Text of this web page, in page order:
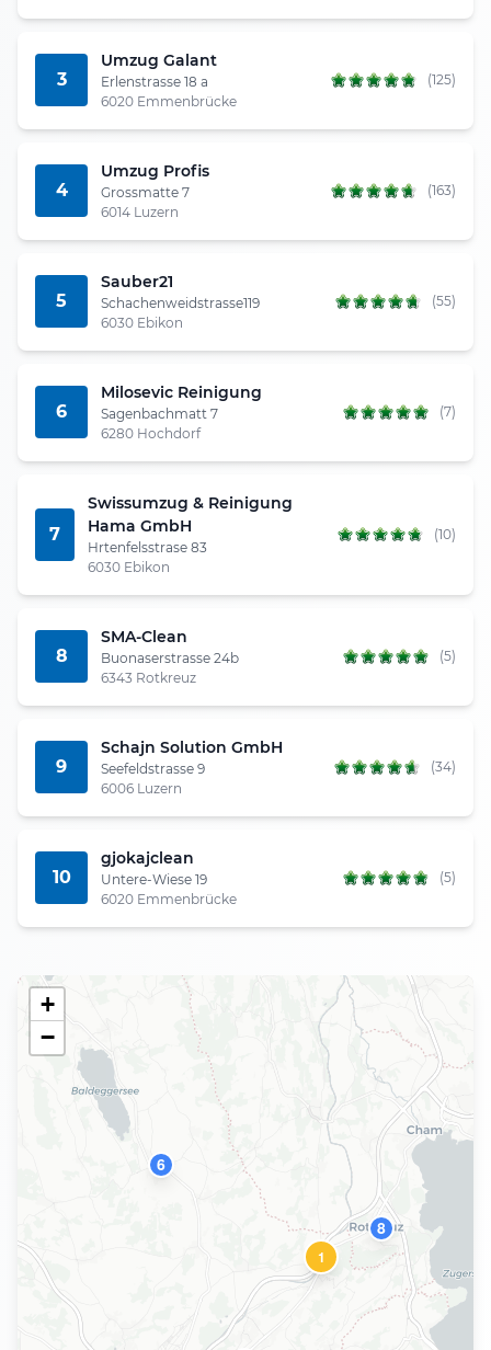
3
Umzug Galant
Erlenstrasse 18 a
6020 Emmenbrücke
(125)
4
Umzug Profis
Grossmatte 7
6014 Luzern
(163)
5
Sauber21
Schachenweidstrasse119
6030 Ebikon
(55)
6
Milosevic Reinigung
Sagenbachmatt 7
6280 Hochdorf
(7)
7
Swissumzug & Reinigung
Hama GmbH
Hrtenfelsstrase 83
6030 Ebikon
(10)
8
SMA-Clean
Buonaserstrasse 24b
6343 Rotkreuz
(5)
9
Schajn Solution GmbH
Seefeldstrasse 9
6006 Luzern
(34)
10
gjokajclean
Untere-Wiese 19
6020 Emmenbrücke
(5)
1
6
8
+
−